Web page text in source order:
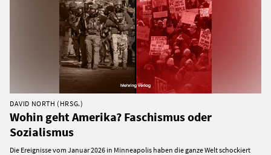
DAVID NORTH (HRSG.)
Wohin geht Amerika? Faschismus oder
Sozialismus
Die Ereignisse vom Januar 2026 in Minneapolis haben die ganze Welt schockiert